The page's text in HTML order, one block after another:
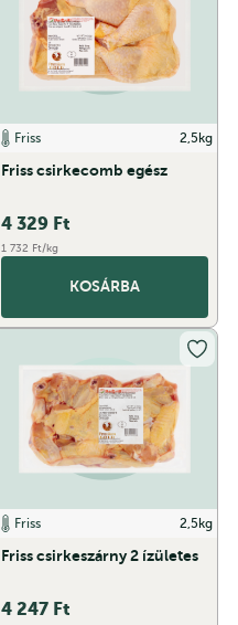
Friss 2,5kg
Friss csirkecomb egész
4 329 Ft
1 732 Ft/kg
KOSÁRBA
Friss 2,5kg
Friss csirkeszárny 2 ízületes
4 247 Ft